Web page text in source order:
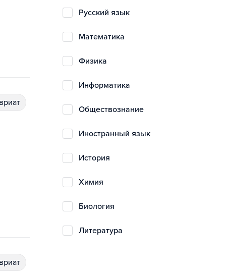
русский язык
математика
физика
информатика
обществознание
иностранный язык
история
химия
биология
литература